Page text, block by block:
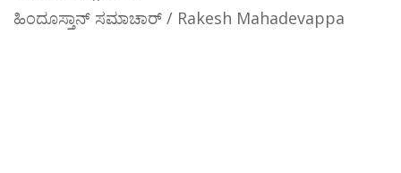
ಹಿಂದೂಸ್ತಾನ್ ಸಮಾಚಾರ್ / Rakesh Mahadevappa